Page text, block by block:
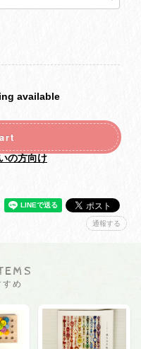
available
の方向け
通報する
め